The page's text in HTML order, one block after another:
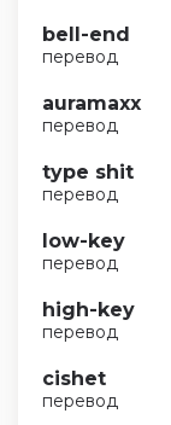
bell-end
перевод
auramaxx
перевод
type shit
перевод
low-key
перевод
high-key
перевод
cishet
перевод